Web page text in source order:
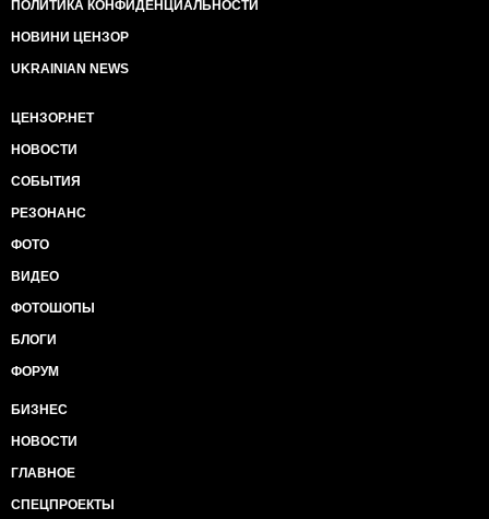
ПОЛИТИКА КОНФИДЕНЦИАЛЬНОСТИ
НОВИНИ ЦЕНЗОР
UKRAINIAN NEWS
ЦЕНЗОР.НЕТ
НОВОСТИ
СОБЫТИЯ
РЕЗОНАНС
ФОТО
ВИДЕО
ФОТОШОПЫ
БЛОГИ
ФОРУМ
БИЗНЕС
НОВОСТИ
ГЛАВНОЕ
СПЕЦПРОЕКТЫ